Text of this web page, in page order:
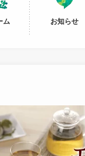
ム お知らせ